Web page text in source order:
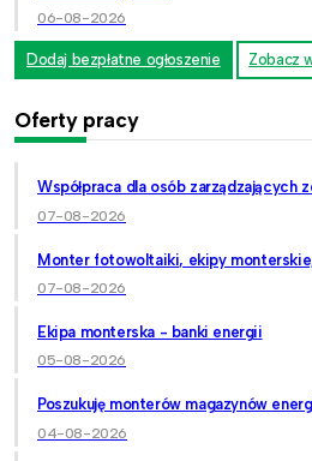
06-08-2026
Dodaj bezpłatne ogłoszenie Zobacz
Oferty pracy
Współpraca dla osób zarządzających
07-08-2026
Monter fotowoltaiki, ekipy
07-08-2026
Ekipa monterska - banki energii
05-08-2026
Poszukuję monterów magazynów
04-08-2026